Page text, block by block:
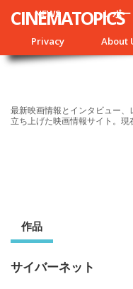
NEWS レポー
Privacy About
CINEMATOPICS
最新映画情報とインタビュー
立ち上げた映画情報サイト。現
作品
サイバーネット